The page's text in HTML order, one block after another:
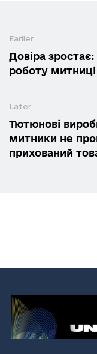
Earlier
Довіра
роботу митниці
Later
Тютюнові
митники не
прихований